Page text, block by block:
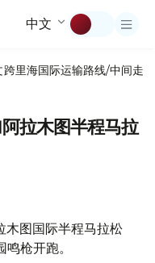
中文
跨里海国际运输路线/中间走廊
拉木图半程马拉
木图国际半程马拉松
枪开跑。